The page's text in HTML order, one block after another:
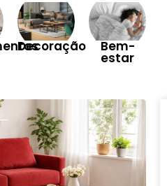
Decoração Bem-
estar